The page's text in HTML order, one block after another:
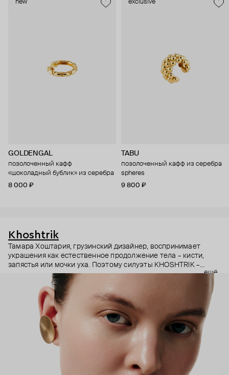
new
GOLDENGAL
позолоченный кафф
«шоколадный бублик» из серебра
8 000 ₽
exclusive
TABU
позолоченный кафф из серебра
spheres
9 800 ₽
Khoshtrik
Тамара Хоштария, грузинский дизайнер, воспринимает
украшения как естественное продолжение тела – кисти,
запястья или мочки уха. Поэтому силуэты KHOSHTRIK –
будто застывшие в серебре движения рук и пальцев,
плавные и геометричные.
И в этом подходе есть что-то скульптурное. Поэтому за
легкостью силуэтов – буквально архитектурные расчеты,
гармония формы и содержания, желание создавать
украшения вне времени и трендов.
ещё